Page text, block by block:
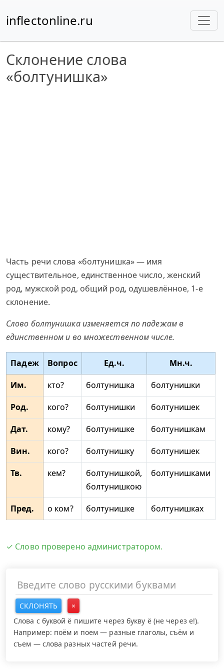
inflectonline.ru
Склонение слова
«болтунишка»
Часть речи слова «болтунишка» — имя
существительное, единственное число, женский
род, мужской род, общий род, одушевлённое, 1-е
склонение.
Слово болтунишка изменяется по падежам в
единственном и во множественном числе.
Падеж Вопрос Ед.ч.
Мн.ч.
Им.
кто? болтунишка
болтунишки
Род.
кого? болтунишки
болтунишек
Дат.
кому? болтунишке
болтунишкам
Вин.
кого? болтунишку
болтунишек
Тв.
кем?
болтунишкой,
болтунишкою
болтунишками
Пред. о ком? болтунишке болтунишках
✓ Слово проверено администратором.
СКЛОНЯТЬ
×
Слова с буквой ё пишите через букву ё (не через е!).
Например: поём и поем — разные глаголы, съём и
съем — слова разных частей речи.